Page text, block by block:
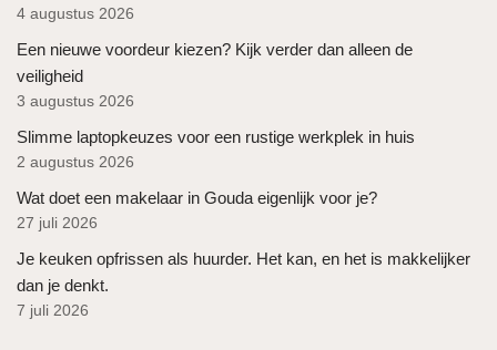
4 augustus 2026
Een nieuwe voordeur kiezen? Kijk verder dan alleen de
veiligheid
3 augustus 2026
Slimme laptopkeuzes voor een rustige werkplek in huis
2 augustus 2026
Wat doet een makelaar in Gouda eigenlijk voor je?
27 juli 2026
Je keuken opfrissen als huurder. Het kan, en het is makkelijker
dan je denkt.
7 juli 2026